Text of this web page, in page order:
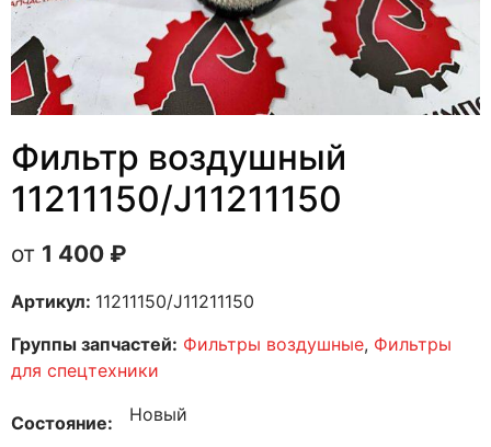
Фильтр воздушный
11211150/J11211150
1 400 ₽
Артикул: 11211150/J11211150
Группы запчастей: Фильтры воздушные, Фильтры
для спецтехники
Состояние Новый